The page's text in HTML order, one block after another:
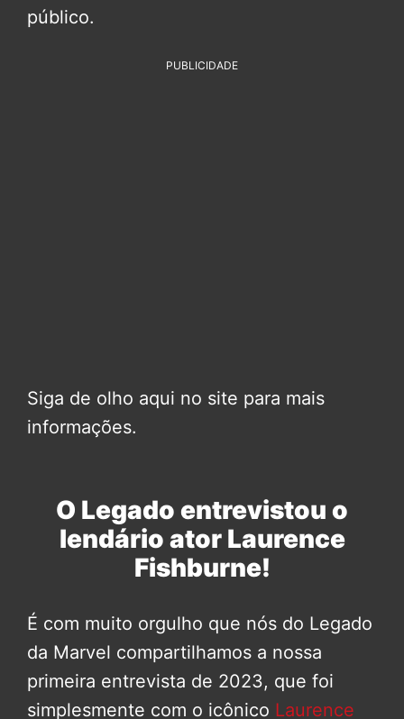
público.
PUBLICIDADE
Siga de olho aqui no site para mais
informações.
O Legado entrevistou o
lendário ator Laurence
Fishburne!
É com muito orgulho que nós do Legado
da Marvel compartilhamos a nossa
primeira entrevista de 2023, que foi
simplesmente com o icônico Laurence